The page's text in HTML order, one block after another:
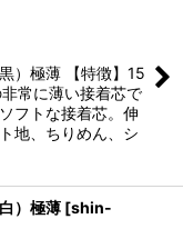
）極薄 【特徴】15
常に薄い接着芯で
フトな接着芯。伸
地、ちりめん、シ
）極薄 [shin-